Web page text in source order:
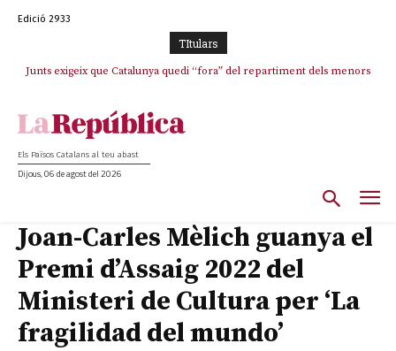
Edició 2933
TItulars
Junts exigeix que Catalunya quedi “fora” del repartiment dels menors
Junqueras demana a l’Estat que assumeixi “responsabilitats” pel “drama
Els Països Catalans al teu abast
Dijous, 06 de agost del 2026
Joan-Carles Mèlich guanya el
Premi d’Assaig 2022 del
Ministeri de Cultura per ‘La
fragilidad del mundo’